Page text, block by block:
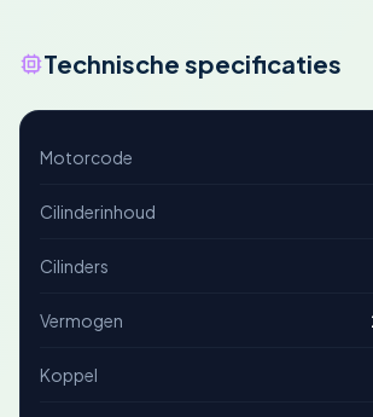
Technische specificaties
Motorcode
Cilinderinhoud
Cilinders
Vermogen
Koppel